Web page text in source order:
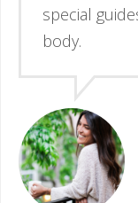
e guias